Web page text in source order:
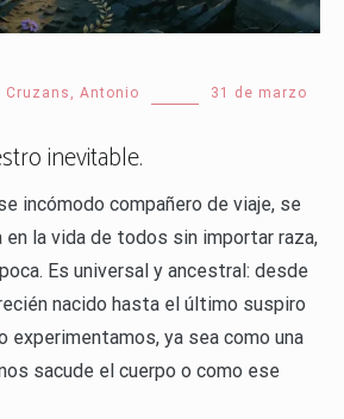
Cruzans, Antonio
31 de marzo
inevitable.
incómodo compañero de viaje, se
en la vida de todos sin importar raza,
Es universal y ancestral: desde
nacido hasta el último suspiro
experimentamos, ya sea como una
sacude el cuerpo o como ese